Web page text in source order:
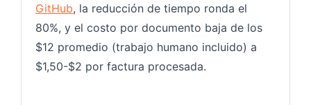
GitHub, la reducción de tiempo ronda el
80%, y el costo por documento baja de los
$12 promedio (trabajo humano incluido) a
$1,50-$2 por factura procesada.